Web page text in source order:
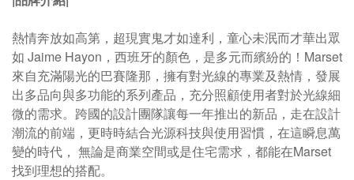
熱情奔放如高第，超現實鬼才如達利，童心未泯而才華出眾
如 Jaime Hayon，西班牙的顏色，是多元而繽紛的！Marset
來自充滿陽光的巴賽隆那，擁有對光線的專業及熱情，發展
出多品向與多功能的系列產品，充分照顧使用者對於光線細
微的需求。跨國的設計團隊讓每一年推出的新品，走在設計
潮流的前端，更時時結合光源科技與使用習慣，在這瞬息萬
變的時代， 無論是商業空間或是住宅需求，都能在Marset
找到理想的搭配。